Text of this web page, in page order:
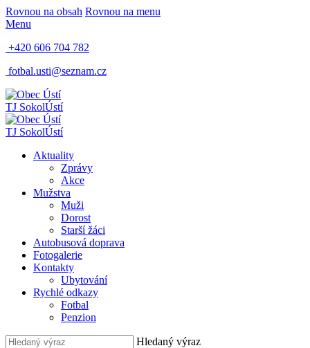
Rovnou na obsah Rovnou na menu
Menu
+420 606 704 782
fotbal.usti@seznam.cz
TJ SokolÚstí
TJ SokolÚstí
Aktuality
Zprávy
Akce
Mužstva
Muži
Dorost
Starší žáci
Autobusová doprava
Fotogalerie
Kontakty
Ubytování
Rychlé odkazy
Fotbal
Penzion
Hledaný výraz